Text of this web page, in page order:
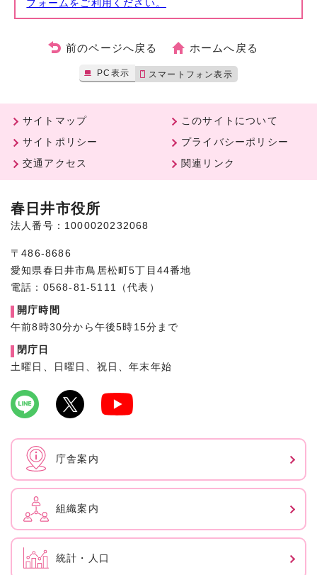
フォームをご利用ください。
前のページへ戻る ホームへ戻る
PC表示 スマートフォン表示
サイトマップ
このサイトについて
サイトポリシー
プライバシーポリシー
交通アクセス
関連リンク
春日井市役所
法人番号：1000020232068
〒486-8686
愛知県春日井市鳥居松町5丁目44番地
電話：0568-81-5111（代表）
開庁時間
午前8時30分から午後5時15分まで
閉庁日
土曜日、日曜日、祝日、年末年始
庁舎案内
組織案内
統計・人口